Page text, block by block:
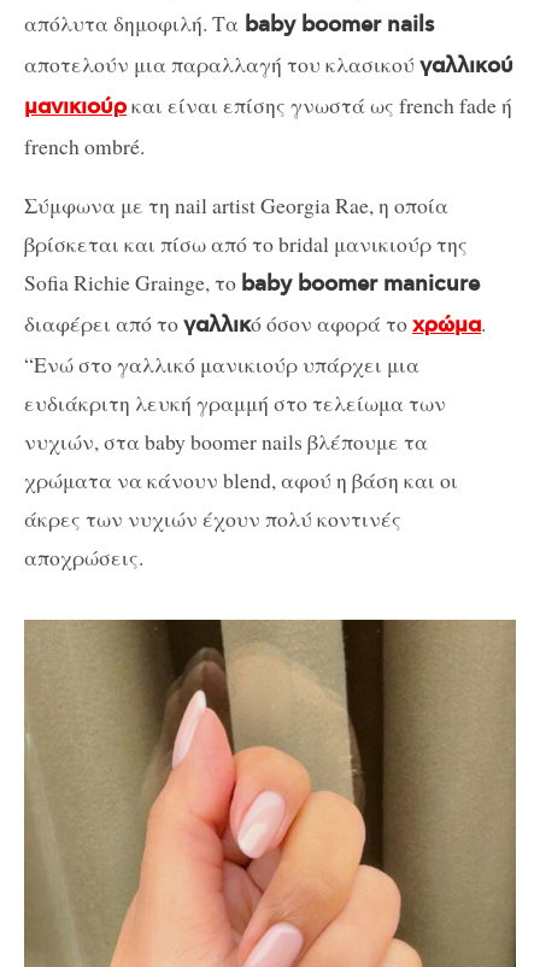
απόλυτα δημοφιλή. Τα baby boomer nails
αποτελούν μια παραλλαγή του κλασικού γαλλικού
μανικιούρκαι είναι επίσης γνωστά ως french fade ή
french ombré.
Σύμφωνα με τη nail artist Georgia Rae, η οποία
βρίσκεται και πίσω από το bridal μανικιούρ της
Sofia Richie Grainge, το baby boomer manicure
διαφέρει από τογαλλικό όσον αφορά τοχρώμα.
“Ενώ στο γαλλικό μανικιούρ υπάρχει μια
ευδιάκριτη λευκή γραμμή στο τελείωμα των
νυχιών, στα baby boomer nails βλέπουμε τα
χρώματα να κάνουν blend, αφού η βάση και οι
άκρες των νυχιών έχουν πολύ κοντινές
αποχρώσεις.